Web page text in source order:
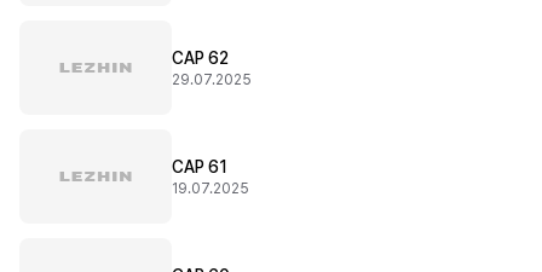
CAP 62
29.07.2025
CAP 61
19.07.2025